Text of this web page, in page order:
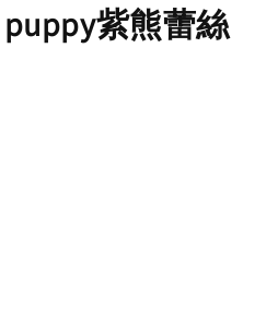
紫熊蕾絲